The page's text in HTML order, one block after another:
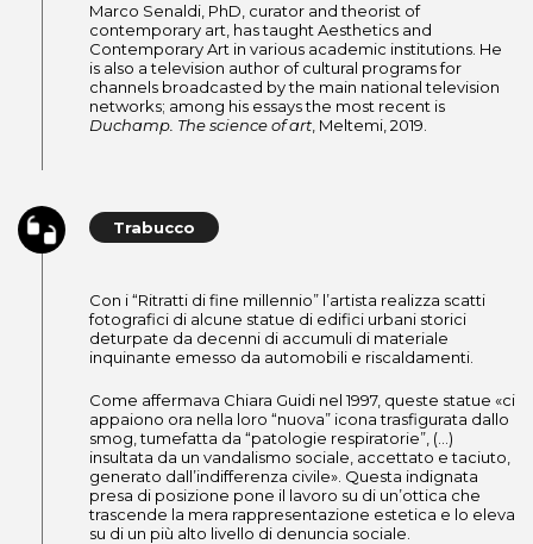
Marco Senaldi, PhD, curator and theorist of
contemporary art, has taught Aesthetics and
Contemporary Art in various academic institutions. He
is also a television author of cultural programs for
channels broadcasted by the main national television
networks; among his essays the most recent is
Duchamp. The science of art , Meltemi, 2019.
Trabucco
Con i “Ritratti di fine millennio” l’artista realizza scatti
fotografici di alcune statue di edifici urbani storici
deturpate da decenni di accumuli di materiale
inquinante emesso da automobili e riscaldamenti.
Come affermava Chiara Guidi nel 1997, queste statue «ci
appaiono ora nella loro “nuova” icona trasfigurata dallo
smog, tumefatta da “patologie respiratorie”, (…)
insultata da un vandalismo sociale, accettato e taciuto,
generato dall’indifferenza civile». Questa indignata
presa di posizione pone il lavoro su di un’ottica che
trascende la mera rappresentazione estetica e lo eleva
su di un più alto livello di denuncia sociale.